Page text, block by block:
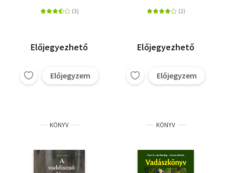
Előjegyezhető
Előjegyzem
Előjegyezhető
Előjegyzem
KÖNYV KÖNYV